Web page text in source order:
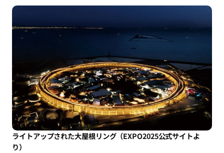
ライトアップされた大屋根リング（EXPO2025公式サイトよ
り）